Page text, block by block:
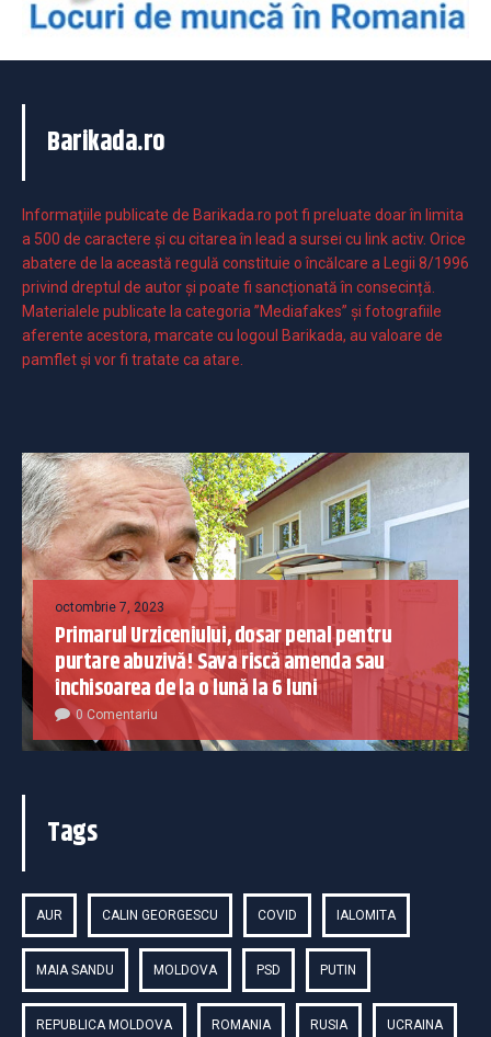
Barikada.ro
Informaţiile publicate de Barikada.ro pot fi preluate doar în limita
a 500 de caractere şi cu citarea în lead a sursei cu link activ. Orice
abatere de la această regulă constituie o încălcare a Legii 8/1996
privind dreptul de autor și poate fi sancționată în consecință.
Materialele publicate la categoria ”Mediafakes” și fotografiile
aferente acestora, marcate cu logoul Barikada, au valoare de
pamflet și vor fi tratate ca atare.
octombrie 7, 2023
Primarul Urziceniului, dosar penal pentru
purtare abuzivă! Sava riscă amenda sau
închisoarea de la o lună la 6 luni
0 Comentariu
Tags
AUR CALIN GEORGESCU COVID IALOMITA
MAIA SANDU MOLDOVA PSD PUTIN
REPUBLICA MOLDOVA ROMANIA RUSIA UCRAINA